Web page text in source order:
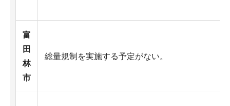
富
田
林
市
総量規制を実施する予定がない。